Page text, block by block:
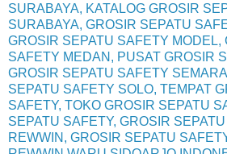
SURABAYA, KATALOG GROSIR
SURABAYA, GROSIR SEPATU
GROSIR SEPATU SAFETY MODEL,
SAFETY MEDAN, PUSAT GROSIR
GROSIR SEPATU SAFETY
SEPATU SAFETY SOLO, TEMPAT
SAFETY, TOKO GROSIR SEPATU
SEPATU SAFETY, GROSIR
REWWIN, GROSIR SEPATU